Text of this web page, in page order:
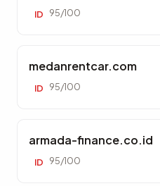
ID 95/100
medanrentcar.com
ID 95/100
armada-finance.co.id
ID 95/100